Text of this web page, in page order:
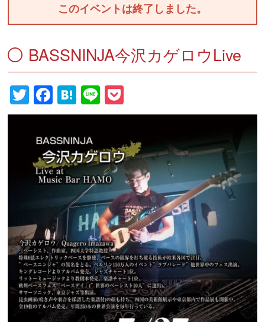
このイベントは終了しました。
BASSNINJA今沢カゲロウLive
Twitter
Facebook
Hatena
Line